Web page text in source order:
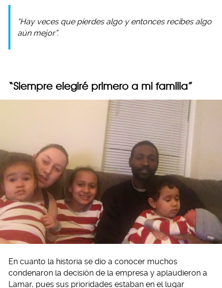
“Hay veces que pierdes algo y entonces recibes algo
aún mejor”.
“Siempre elegiré primero a mi familia”
En cuanto la historia se dio a conocer muchos
condenaron la decisión de la empresa y aplaudieron a
Lamar, pues sus prioridades estaban en el lugar